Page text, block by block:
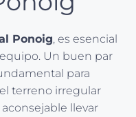
Ponoig, es esencial
Un buen par
para
terreno irregular
llevar